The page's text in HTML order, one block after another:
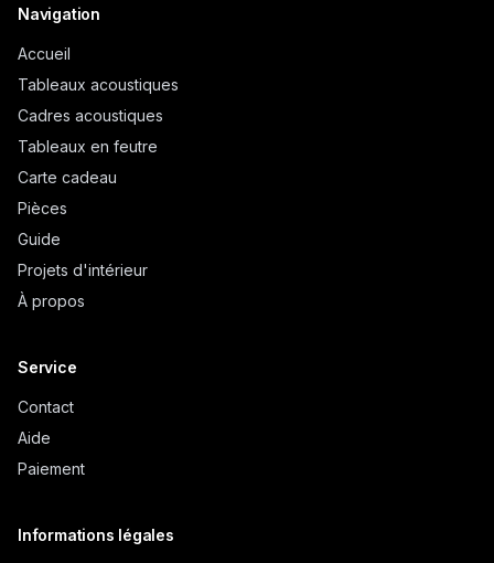
Navigation
Accueil
Tableaux acoustiques
Cadres acoustiques
Tableaux en feutre
Carte cadeau
Pièces
Guide
Projets d'intérieur
À propos
Service
Contact
Aide
Paiement
Informations légales